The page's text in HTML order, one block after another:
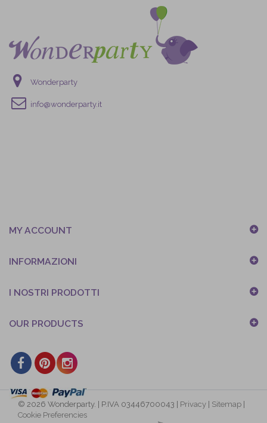
Wonderparty
info@wonderparty.it
MY ACCOUNT
INFORMAZIONI
I NOSTRI PRODOTTI
OUR PRODUCTS
© 2026 Wonderparty. | P.IVA 03446700043 | Privacy Sitemap
Cookie Preferencies